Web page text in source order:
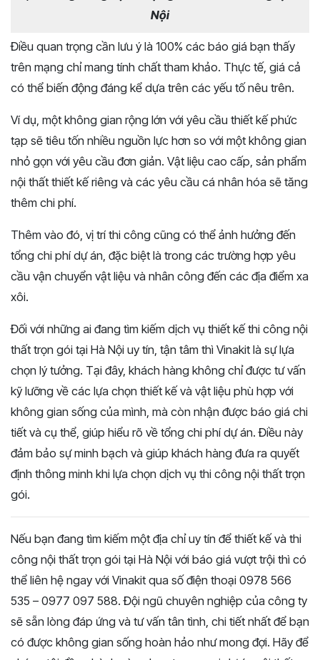
Nội
Điều quan trọng cần lưu ý là 100% các báo giá bạn thấy
trên mạng chỉ mang tính chất tham khảo. Thực tế, giá cả
có thể biến động đáng kể dựa trên các yếu tố nêu trên.
Ví dụ, một không gian rộng lớn với yêu cầu thiết kế phức
tạp sẽ tiêu tốn nhiều nguồn lực hơn so với một không gian
nhỏ gọn với yêu cầu đơn giản. Vật liệu cao cấp, sản phẩm
nội thất thiết kế riêng và các yêu cầu cá nhân hóa sẽ tăng
thêm chi phí.
Thêm vào đó, vị trí thi công cũng có thể ảnh hưởng đến
tổng chi phí dự án, đặc biệt là trong các trường hợp yêu
cầu vận chuyển vật liệu và nhân công đến các địa điểm xa
xôi.
Đối với những ai đang tìm kiếm dịch vụ thiết kế thi công nội
thất trọn gói tại Hà Nội uy tín, tận tâm thì Vinakit là sự lựa
chọn lý tưởng. Tại đây, khách hàng không chỉ được tư vấn
kỹ lưỡng về các lựa chọn thiết kế và vật liệu phù hợp với
không gian sống của mình, mà còn nhận được báo giá chi
tiết và cụ thể, giúp hiểu rõ về tổng chi phí dự án. Điều này
đảm bảo sự minh bạch và giúp khách hàng đưa ra quyết
định thông minh khi lựa chọn dịch vụ thi công nội thất trọn
gói.
Nếu bạn đang tìm kiếm một địa chỉ uy tín để thiết kế và thi
công nội thất trọn gói tại Hà Nội với báo giá vượt trội thì có
thể liên hệ ngay với Vinakit qua số điện thoại 0978 566
535 – 0977 097 588. Đội ngũ chuyên nghiệp của công ty
sẽ sẵn lòng đáp ứng và tư vấn tân tình, chi tiết nhất để bạn
có được không gian sống hoàn hảo như mong đợi. Hãy để